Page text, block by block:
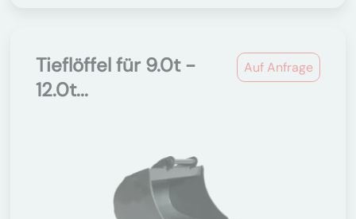
Auf Anfrage
Tieflöffel für 9.0t -
12.0t...